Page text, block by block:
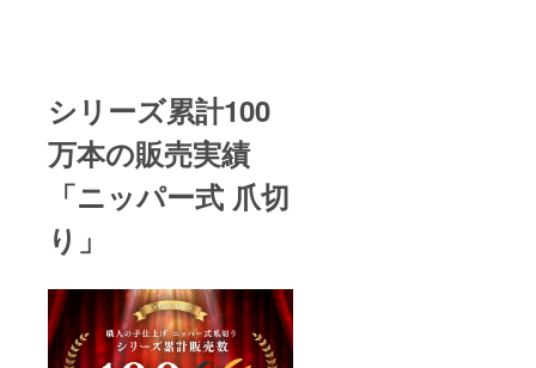
シリーズ累計100
万本の販売実績
「ニッパー式 爪切
り」